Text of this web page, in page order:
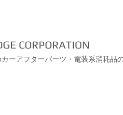
CORPORATION
ーアフターパーツ・電装系消耗品